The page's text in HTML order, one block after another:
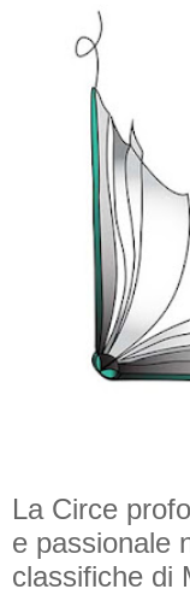
La Circe
e passionale
classifiche di